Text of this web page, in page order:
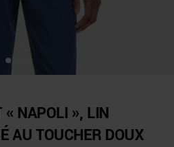
NAPOLI », LIN
AU TOUCHER DOUX